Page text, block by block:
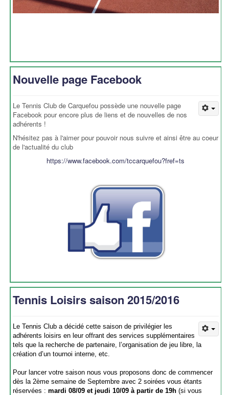
Nouvelle page Facebook
Le Tennis Club de Carquefou possède une nouvelle page
Facebook pour encore plus de liens et de nouvelles de nos
adhérents !
N'hésitez pas à l'aimer pour pouvoir nous suivre et ainsi être au coeur
de l'actualité du club
https://www.facebook.com/tccarquefou?fref=ts
Tennis Loisirs saison 2015/2016
Le Tennis Club a décidé cette saison de privilégier les
adhérents loisirs en leur offrant des services supplémentaires
tels que la recherche de partenaire, l’organisation de jeu libre, la
création d’un tournoi interne, etc.
Pour lancer votre saison nous vous proposons donc de commencer
dès la 2ème semaine de Septembre avec 2 soirées vous étants
réservées :mardi 08/09 et jeudi 10/09 à partir de 19h (si vous